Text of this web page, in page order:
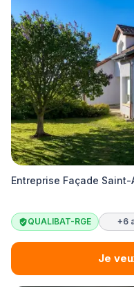
Entreprise Façade Saint-
QUALIBAT-RGE +6
Je